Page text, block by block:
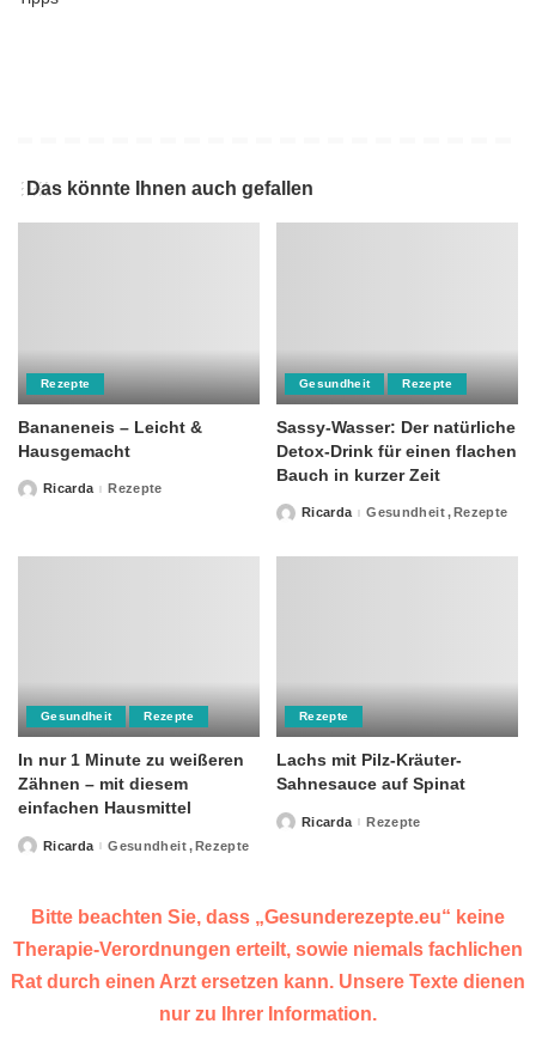
Das könnte Ihnen auch gefallen
Rezepte
Bananeneis – Leicht &
Hausgemacht
PostedRicarda Rezepte
Gesundheit Rezepte
Sassy-Wasser: Der natürliche
Detox-Drink für einen flachen
Bauch in kurzer Zeit
PostedRicarda Gesundheit Rezepte
Gesundheit Rezepte
In nur 1 Minute zu weißeren
Zähnen – mit diesem
einfachen Hausmittel
PostedRicarda Gesundheit Rezepte
Rezepte
Lachs mit Pilz-Kräuter-
Sahnesauce auf Spinat
PostedRicarda Rezepte
Bitte beachten Sie, dass „Gesunderezepte.eu“ keine
Therapie-Verordnungen erteilt, sowie niemals fachlichen
Rat durch einen Arzt ersetzen kann. Unsere Texte dienen
nur zu Ihrer Information.